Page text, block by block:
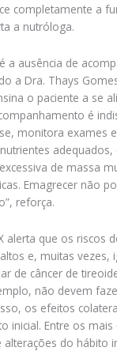
completamente a
a nutróloga.
a ausência de
a Dra. Thays
o paciente a se
é
monitora exames
adequados,
de massa
Emagrecer não
reforça.
alerta que os riscos
e, muitas vezes,
de câncer de
não devem
os efeitos
inicial. Entre os
do hábito